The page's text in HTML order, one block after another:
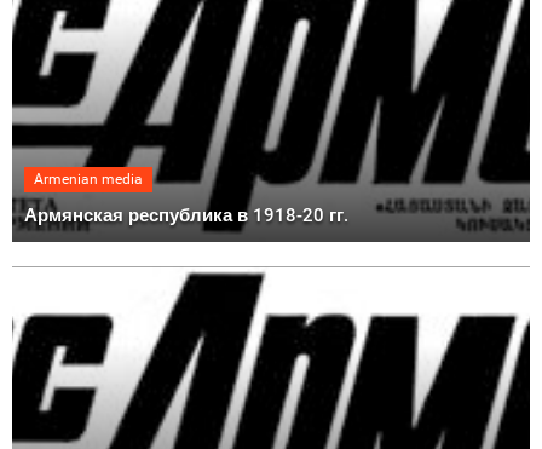
Armenian media
Армянская республика в 1918-20 гг.